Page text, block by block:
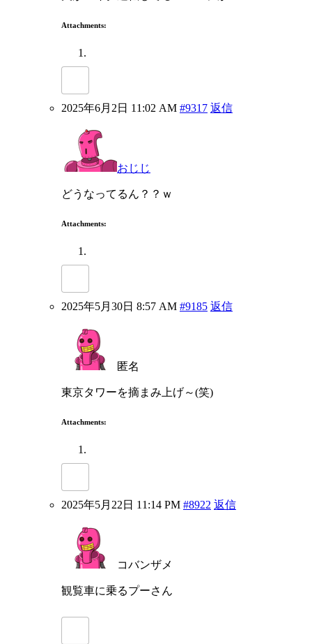
Attachments:
2025年6月2日 11:02 AM #9317 返信
おじじ
どうなってるん？？ｗ
Attachments:
2025年5月30日 8:57 AM #9185 返信
匿名
東京タワーを摘まみ上げ～(笑)
Attachments:
2025年5月22日 11:14 PM #8922 返信
コバンザメ
観覧車に乗るプーさん